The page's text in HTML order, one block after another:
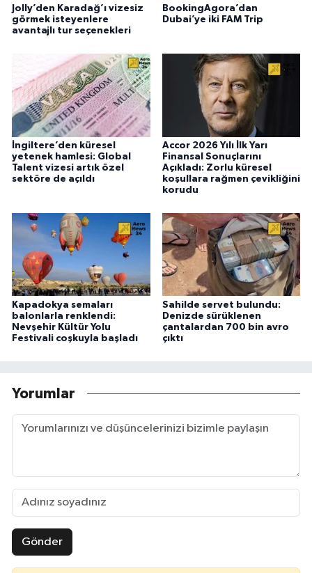
Jolly’den Karadağ’ı vizesiz
görmek isteyenlere
avantajlı tur seçenekleri
BookingAgora’dan
Dubai’ye iki FAM Trip
İngiltere’den küresel
yetenek hamlesi: Global
Talent vizesi artık özel
sektöre de açıldı
Accor 2026 Yılı İlk Yarı
Finansal Sonuçlarını
Açıkladı: Zorlu küresel
koşullara rağmen çevikliğini
korudu
Kapadokya semaları
balonlarla renklendi:
Nevşehir Kültür Yolu
Festivali coşkuyla başladı
Sahilde servet bulundu:
Denizde sürüklenen
çantalardan 700 bin avro
çıktı
Yorumlar
Gönder